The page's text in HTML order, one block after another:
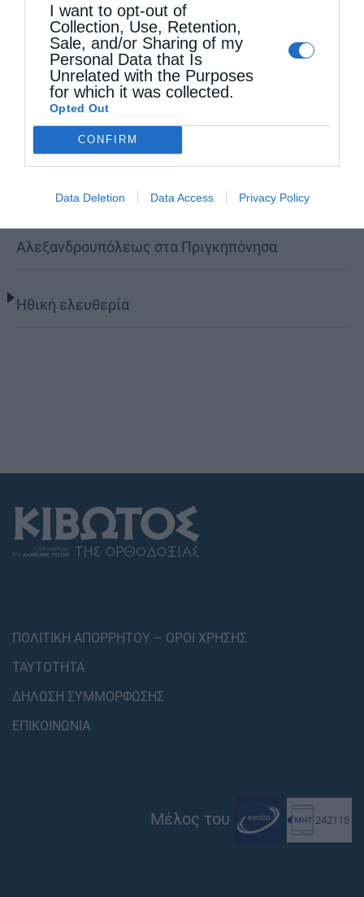
I want to opt-out of
Collection, Use, Retention,
Sale, and/or Sharing of my
Personal Data that Is
Unrelated with the Purposes
for which it was collected.
Opted Out
CONFIRM
Data Deletion Data Access Privacy Policy
γιά κοινωφελῆ σκοπό
Ο Ελληνικός Ερυθρός Σταυρός προτείνει 8
χρήσιμες οδηγίες για την ασφάλεια στο νερό
Ο θείος έρως
Αλεξανδρουπόλεως στα Πριγκηπόνησα
Ηθική ελευθερία
ΠΟΛΙΤΙΚΗ ΑΠΟΡΡΗΤΟΥ – ΟΡΟΙ ΧΡΗΣΗΣ
ΤΑΥΤΟΤΗΤΑ
ΔΗΛΩΣΗ ΣΥΜΜΟΡΦΩΣΗΣ
ΕΠΙΚΟΙΝΩΝΙΑ
Μέλος του